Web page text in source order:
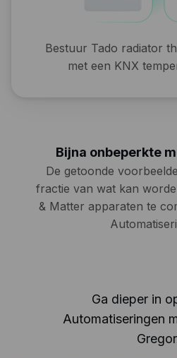
Bestuur Tado radiator
met een KNX
Bijna onbeperkte
De getoonde
fractie van wat kan
& Matter apparaten te
Ga dieper in
Automatiseringen